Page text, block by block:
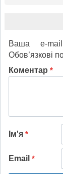
Ваша e-mail
Обов’язкові
Коментар *
Ім'я *
Email *